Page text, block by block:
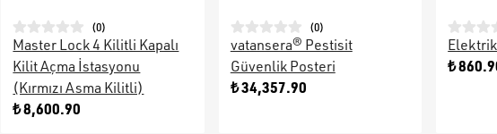
(0)
Master Lock 4 Kilitli Kapalı
Kilit Açma İstasyonu
(Kırmızı Asma Kilitli)
₺ 8,600.90
(0)
vatansera® Pestisit
Güvenlik Posteri
₺ 34,357.90
₺